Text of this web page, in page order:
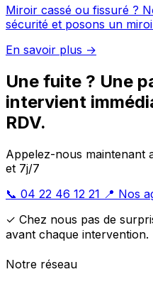
Miroir cassé ou fissuré ?
sécurité et posons un
En savoir plus →
Une fuite ? Une
intervient
RDV.
Appelez-nous maintenant
et 7j/7
📞 04 22 46 12 21 📍 Nos
✓ Chez nous pas de
avant chaque intervention.
Notre réseau